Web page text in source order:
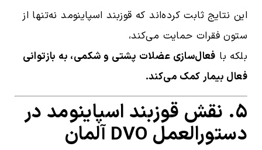
این نتایج ثابت کرده‌اند که قوزبند اسپاینومد نه‌تنها از
ستون فقرات حمایت می‌کند،
بلکه با فعال‌سازی عضلات پشتی و شکمی، به بازتوانی
فعال بیمار کمک می‌کند.
۵. نقش قوزبند اسپاینومد در
دستورالعمل DVO آلمان